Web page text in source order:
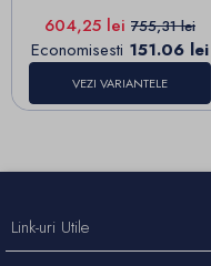
Pret
604,25 lei Pret de baza
755,31 lei
Economisesti 151.06 lei
VEZI VARIANTELE
Link-uri Utile